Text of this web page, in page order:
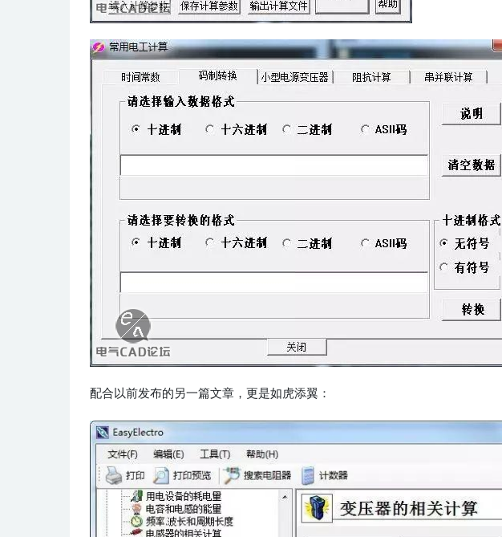
配合以前发布的另一篇文章，更是如虎添翼：